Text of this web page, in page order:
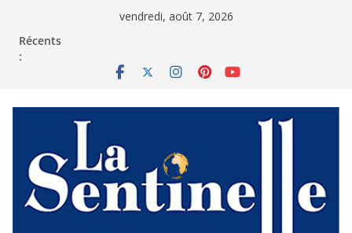
vendredi, août 7, 2026
Récents
: